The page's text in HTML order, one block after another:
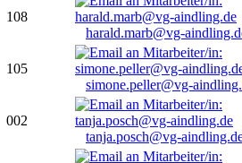
108
harald.marb@vg-
105
simone.peller@vg-
002
tanja.posch@vg-